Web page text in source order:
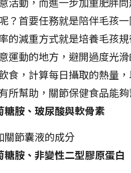
？首要任務就是陪伴毛孩
的減重方式就是培養毛孩
運動的地方，避開過度光
食，計算每日攝取的熱量
所幫助，關節保健食品能
糖胺、玻尿酸與軟骨素
節囊液的成分
糖胺、非變性二型膠原蛋白